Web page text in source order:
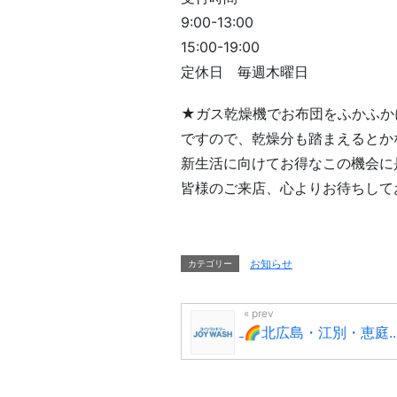
9:00-13:00
15:00-19:00
定休日 毎週木曜日
★ガス乾燥機でお布団をふかふ
ですので、乾燥分も踏まえると
新生活に向けてお得なこの機会
皆様のご来店、心よりお待ちし
カテゴリー お知らせ
🌈北広島・江別・恵庭